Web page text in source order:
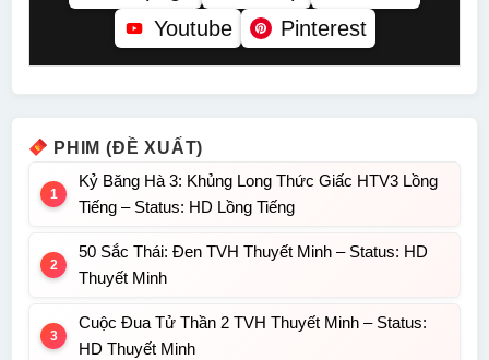
Youtube
Pinterest
PHIM (ĐỀ XUẤT)
Kỷ Băng Hà 3: Khủng Long Thức Giấc HTV3 Lồng
Tiếng – Status: HD Lồng Tiếng
50 Sắc Thái: Đen TVH Thuyết Minh – Status: HD
Thuyết Minh
Cuộc Đua Tử Thần 2 TVH Thuyết Minh – Status:
HD Thuyết Minh